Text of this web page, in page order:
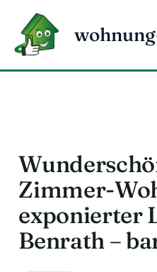
Inhalt
springen
Zimmer-
exponierter
Benrath –